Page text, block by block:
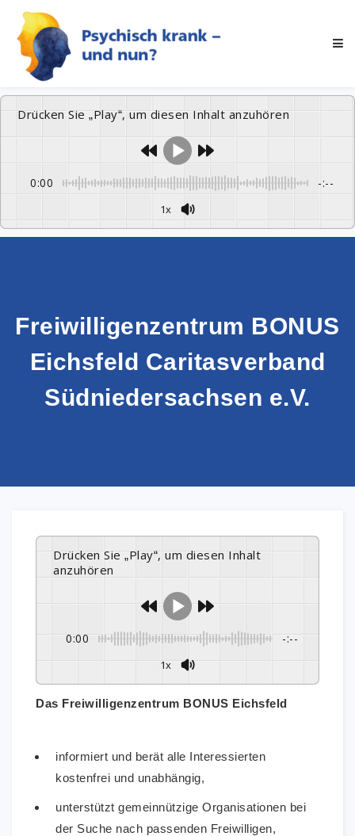
Drücken Sie „Play“, um diesen Inhalt anzuhören
0:00 -:--
1x
Freiwilligenzentrum BONUS
Eichsfeld Caritasverband
Südniedersachsen e.V.
Drücken Sie „Play“, um diesen Inhalt
anzuhören
0:00 -:--
1x
Das Freiwilligenzentrum BONUS Eichsfeld
informiert und berät alle Interessierten
kostenfrei und unabhängig,
unterstützt gemeinnützige Organisationen bei
der Suche nach passenden Freiwilligen,